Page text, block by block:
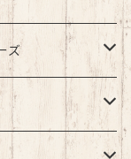
ズ